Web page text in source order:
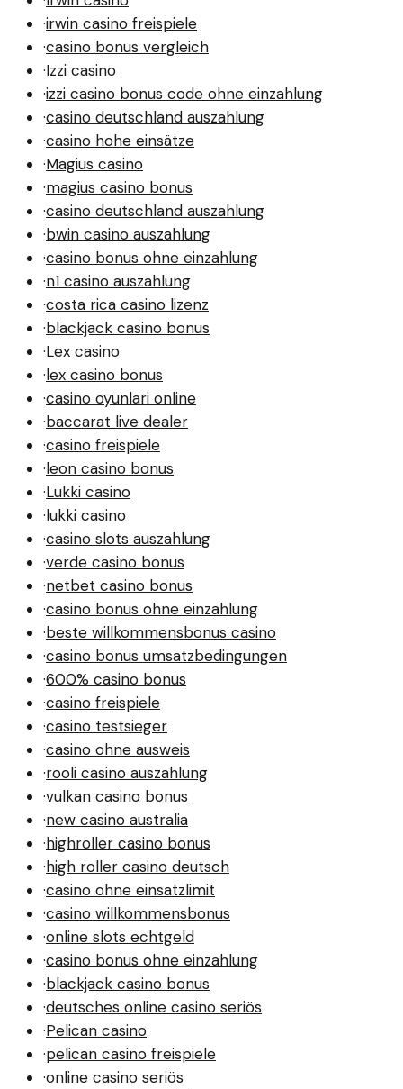
·irwin casino freispiele
·casino bonus vergleich
·Izzi casino
·izzi casino bonus code ohne einzahlung
·casino deutschland auszahlung
·casino hohe einsätze
·Magius casino
·magius casino bonus
·casino deutschland auszahlung
·bwin casino auszahlung
·casino bonus ohne einzahlung
·n1 casino auszahlung
·costa rica casino lizenz
·blackjack casino bonus
·Lex casino
·lex casino bonus
·casino oyunlari online
·baccarat live dealer
·casino freispiele
·leon casino bonus
·Lukki casino
·lukki casino
·casino slots auszahlung
·verde casino bonus
·netbet casino bonus
·casino bonus ohne einzahlung
·beste willkommensbonus casino
·casino bonus umsatzbedingungen
·600% casino bonus
·casino freispiele
·casino testsieger
·casino ohne ausweis
·rooli casino auszahlung
·vulkan casino bonus
·new casino australia
·highroller casino bonus
·high roller casino deutsch
·casino ohne einsatzlimit
·casino willkommensbonus
·online slots echtgeld
·casino bonus ohne einzahlung
·blackjack casino bonus
·deutsches online casino seriös
·Pelican casino
·pelican casino freispiele
·online casino seriös